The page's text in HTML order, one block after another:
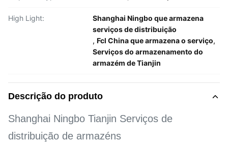
High Light:
Shanghai Ningbo que armazena
serviços de distribuição
, Fcl China que armazena o serviço,
Serviços do armazenamento do
armazém de Tianjin
Descrição do produto
Shanghai Ningbo Tianjin Serviços de
distribuição de armazéns